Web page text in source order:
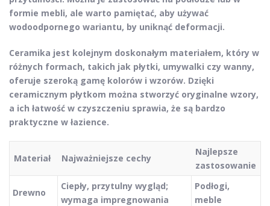
formie mebli, ale warto pamiętać, aby używać
wodoodpornego wariantu, by uniknąć deformacji.
Ceramika jest kolejnym doskonałym materiałem, który w
różnych formach, takich jak płytki, umywalki czy wanny,
oferuje szeroką gamę kolorów i wzorów. Dzięki
ceramicznym płytkom można stworzyć oryginalne wzory,
a ich łatwość w czyszczeniu sprawia, że są bardzo
praktyczne w łazience.
Materiał Najważniejsze cechy
Najlepsze
zastosowanie
Drewno
Ciepły, przytulny wygląd;
wymaga impregnowania
Podłogi,
meble